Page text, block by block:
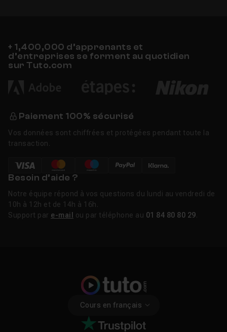
+ 1,400,000 d’apprenants et
d’entreprises se forment au quotidien
sur Tuto.com
Paiement 100% sécurisé
Vos données sont chiffrées et protégées pendant toute la
transaction.
Besoin d’aide ?
Notre équipe répond à vos questions du lundi au vendredi de
10h à 12h et de 14h à 16h.
Support par e-mail ou par téléphone au 01 84 80 80 29
Cours en français